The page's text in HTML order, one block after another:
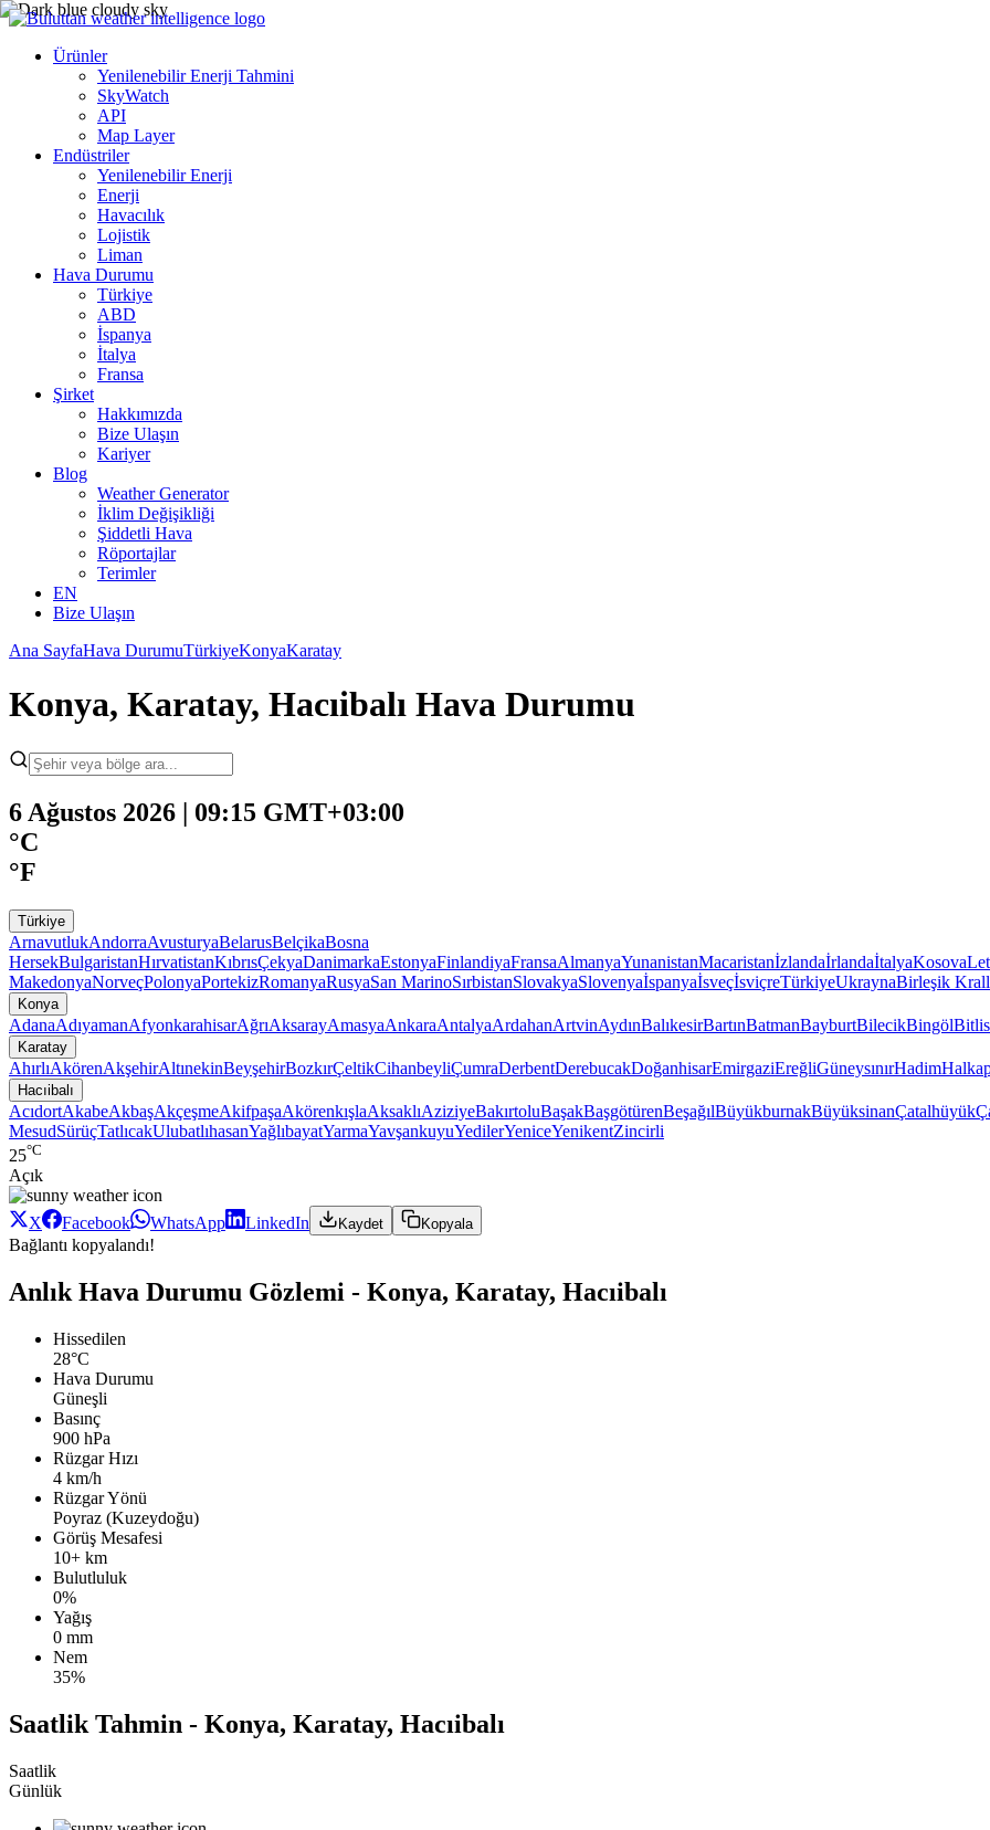
Ürünler
Yenilenebilir Enerji Tahmini
SkyWatch
API
Map Layer
Endüstriler
Yenilenebilir Enerji
Enerji
Havacılık
Lojistik
Liman
Hava Durumu
Türkiye
ABD
İspanya
İtalya
Fransa
Şirket
Hakkımızda
Bize Ulaşın
Kariyer
Blog
Weather Generator
İklim Değişikliği
Şiddetli Hava
Röportajlar
Terimler
EN
Bize Ulaşın
Ana SayfaHava DurumuTürkiyeKonyaKaratay
Konya, Karatay, Hacıibalı Hava Durumu
6 Ağustos 2026 | 09:15 GMT+03:00
°C
°F
Türkiye
ArnavutlukAndorraAvusturyaBelarusBelçikaBosna
HersekBulgaristanHırvatistanKıbrısÇekyaDanimarkaEstonyaFinlandiyaFransaAlmanyaYunanistanMacaristanİzlandaİrlandaİtalyaKosova
MakedonyaNorveçPolonyaPortekizRomanyaRusyaSan MarinoSırbistanSlovakyaSlovenyaİspanyaİsveçİsviçreTürkiyeUkraynaBirleşik
Konya
AdanaAdıyamanAfyonkarahisarAğrıAksarayAmasyaAnkaraAntalyaArdahanArtvinAydınBalıkesirBartınBatmanBayburtBilecikBingölBitlis
Karatay
AhırlıAkörenAkşehirAltınekinBeyşehirBozkırÇeltikCihanbeyliÇumraDerbentDerebucakDoğanhisarEmirgaziEreğliGüneysınırHadim
Hacıibalı
AcıdortAkabeAkbaşAkçeşmeAkifpaşaAkörenkışlaAksaklıAziziyeBakırtoluBaşakBaşgötürenBeşağılBüyükburnakBüyüksinanÇatalhüyük
MesudSürüçTatlıcakUlubatlıhasanYağlıbayatYarmaYavşankuyuYedilerYeniceYenikentZincirli
25°C
Açık
X Facebook WhatsApp LinkedIn Kaydet Kopyala
Bağlantı kopyalandı!
Anlık Hava Durumu Gözlemi - Konya, Karatay, Hacıibalı
Hissedilen
28°C
Hava Durumu
Güneşli
Basınç
900 hPa
Rüzgar Hızı
4 km/h
Rüzgar Yönü
Poyraz (Kuzeydoğu)
Görüş Mesafesi
10+ km
Bulutluluk
0%
Yağış
0 mm
Nem
35%
Saatlik Tahmin - Konya, Karatay, Hacıibalı
Saatlik
Günlük